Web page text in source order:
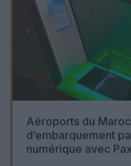
Aéroports du
d’embarquement
numérique avec